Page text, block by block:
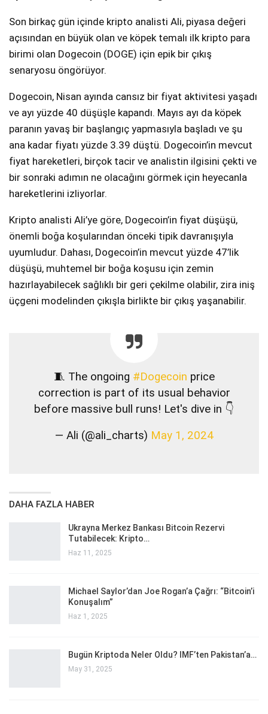
Son birkaç gün içinde kripto analisti Ali, piyasa değeri
açısından en büyük olan ve köpek temalı ilk kripto para
birimi olan Dogecoin (DOGE) için epik bir çıkış
senaryosu öngörüyor.
Dogecoin, Nisan ayında cansız bir fiyat aktivitesi yaşadı
ve ayı yüzde 40 düşüşle kapandı. Mayıs ayı da köpek
paranın yavaş bir başlangıç yapmasıyla başladı ve şu
ana kadar fiyatı yüzde 3.39 düştü. Dogecoin’in mevcut
fiyat hareketleri, birçok tacir ve analistin ilgisini çekti ve
bir sonraki adımın ne olacağını görmek için heyecanla
hareketlerini izliyorlar.
Kripto analisti Ali’ye göre, Dogecoin’in fiyat düşüşü,
önemli boğa koşularından önceki tipik davranışıyla
uyumludur. Dahası, Dogecoin’in mevcut yüzde 47’lik
düşüşü, muhtemel bir boğa koşusu için zemin
hazırlayabilecek sağlıklı bir geri çekilme olabilir, zira iniş
üçgeni modelinden çıkışla birlikte bir çıkış yaşanabilir.
🧵 The ongoing #Dogecoin price
correction is part of its usual behavior
before massive bull runs! Let's dive in 👇
— Ali (@ali_charts) May 1, 2024
DAHA FAZLA HABER
Ukrayna Merkez Bankası Bitcoin Rezervi
Tutabilecek: Kripto…
Haz 11, 2025
Michael Saylor’dan Joe Rogan’a Çağrı: “Bitcoin’i
Konuşalım”
Haz 1, 2025
Bugün Kriptoda Neler Oldu? IMF’ten Pakistan’a…
May 31, 2025